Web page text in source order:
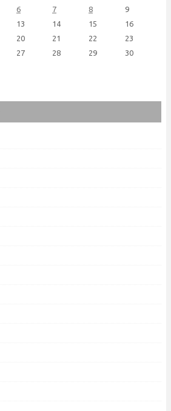
6 7 8
9
13 14 15
16
20 21 22
23
27 28 29
30